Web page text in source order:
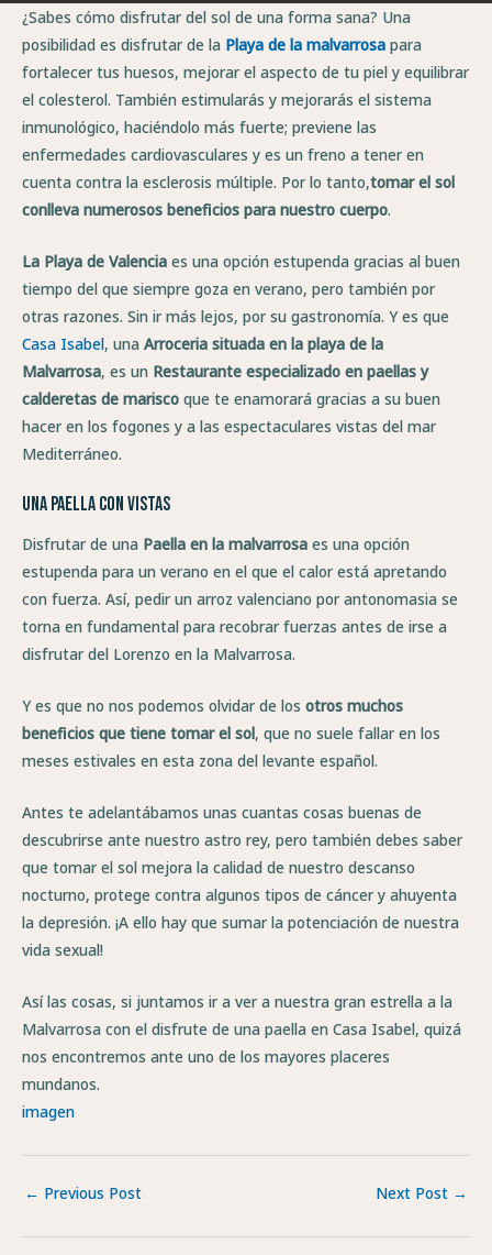
¿Sabes cómo disfrutar del sol de una forma sana? Una
posibilidad es disfrutar de la Playa de la malvarrosa para
fortalecer tus huesos, mejorar el aspecto de tu piel y equilibrar
el colesterol. También estimularás y mejorarás el sistema
inmunológico, haciéndolo más fuerte; previene las
enfermedades cardiovasculares y es un freno a tener en
cuenta contra la esclerosis múltiple. Por lo tanto,tomar el sol
conlleva numerosos beneficios para nuestro cuerpo.
La Playa de Valencia es una opción estupenda gracias al buen
tiempo del que siempre goza en verano, pero también por
otras razones. Sin ir más lejos, por su gastronomía. Y es que
Casa Isabel, una Arroceria situada en la playa de la
Malvarrosa, es un Restaurante especializado en paellas y
calderetas de marisco que te enamorará gracias a su buen
hacer en los fogones y a las espectaculares vistas del mar
Mediterráneo.
Una paella con vistas
Disfrutar de una Paella en la malvarrosa es una opción
estupenda para un verano en el que el calor está apretando
con fuerza. Así, pedir un arroz valenciano por antonomasia se
torna en fundamental para recobrar fuerzas antes de irse a
disfrutar del Lorenzo en la Malvarrosa.
Y es que no nos podemos olvidar de los otros muchos
beneficios que tiene tomar el sol, que no suele fallar en los
meses estivales en esta zona del levante español.
Antes te adelantábamos unas cuantas cosas buenas de
descubrirse ante nuestro astro rey, pero también debes saber
que tomar el sol mejora la calidad de nuestro descanso
nocturno, protege contra algunos tipos de cáncer y ahuyenta
la depresión. ¡A ello hay que sumar la potenciación de nuestra
vida sexual!
Así las cosas, si juntamos ir a ver a nuestra gran estrella a la
Malvarrosa con el disfrute de una paella en Casa Isabel, quizá
nos encontremos ante uno de los mayores placeres
mundanos.
imagen
← Previous Post Next Post →